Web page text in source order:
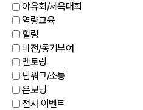
야유회/체육대회
역량교육
힐링
비전/동기부여
멘토링
팀워크/소통
온보딩
전사 이벤트